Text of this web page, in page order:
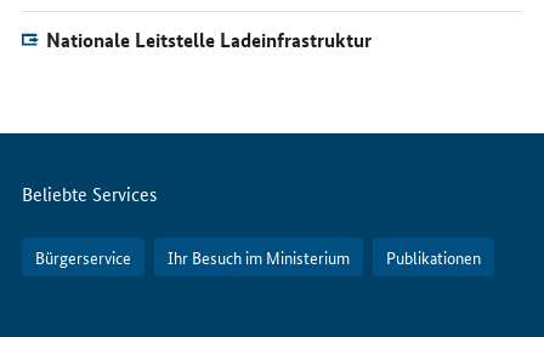
Nationale Leitstelle Ladeinfrastruktur
Servicemenü
Beliebte Services
Bürgerservice Ihr Besuch im Ministerium Publikationen